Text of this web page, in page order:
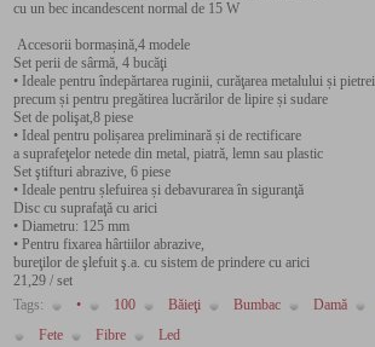
cu un bec incandescent normal de 15 W
Accesorii bormașină,4 modele
Set perii de sârmă, 4 bucăţi
• Ideale pentru îndepărtarea ruginii, curăţarea metalului și pietrei,
precum și pentru pregătirea lucrărilor de lipire și sudare
Set de polişat,8 piese
• Ideal pentru polișarea preliminară și de rectificare
a suprafeţelor netede din metal, piatră, lemn sau plastic
Set ştifturi abrazive, 6 piese
• Ideale pentru șlefuirea și debavurarea în siguranţă
Disc cu suprafaţă cu arici
• Diametru: 125 mm
• Pentru fixarea hârtiilor abrazive,
bureţilor de şlefuit ş.a. cu sistem de prindere cu arici
21,29 / set
Tags:
• 100 Băieţi Bumbac Damă
Fete
Fibre
Led